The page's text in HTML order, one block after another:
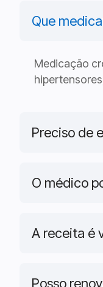
Que
Medicação
Preciso de
O médico
A receita é
Posso